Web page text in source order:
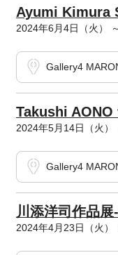
Ayumi Kimura
2024年6月4日（火）
Gallery4
Takushi AONO
2024年5月14日（火）
Gallery4
川添洋司作品
2024年4月23日（火）